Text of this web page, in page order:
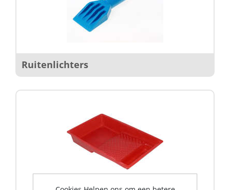
Ruitenlichters